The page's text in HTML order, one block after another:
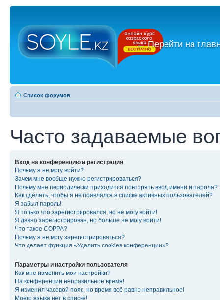
←Перейти на
Список форумов
Часто задаваемые
Вход на конференцию и регистрация
Почему я не могу войти?
Зачем мне вообще нужно регистрироваться?
Почему мне периодически приходится повторять ввод имени и пароля?
Как сделать, чтобы я не появлялся в списке активных пользователей?
Я забыл пароль!
Я только что зарегистрировался, но не могу войти!
Я давно зарегистрирован, но больше не могу войти!
Что такое COPPA?
Почему я не могу зарегистрироваться?
Что делает функция «Удалить cookies конференции»?
Параметры и настройки пользователя
Как мне изменить мои настройки?
На конференции неправильное время!
Я изменил часовой пояс, но время всё равно неправильное!
Моего языка нет в списке!